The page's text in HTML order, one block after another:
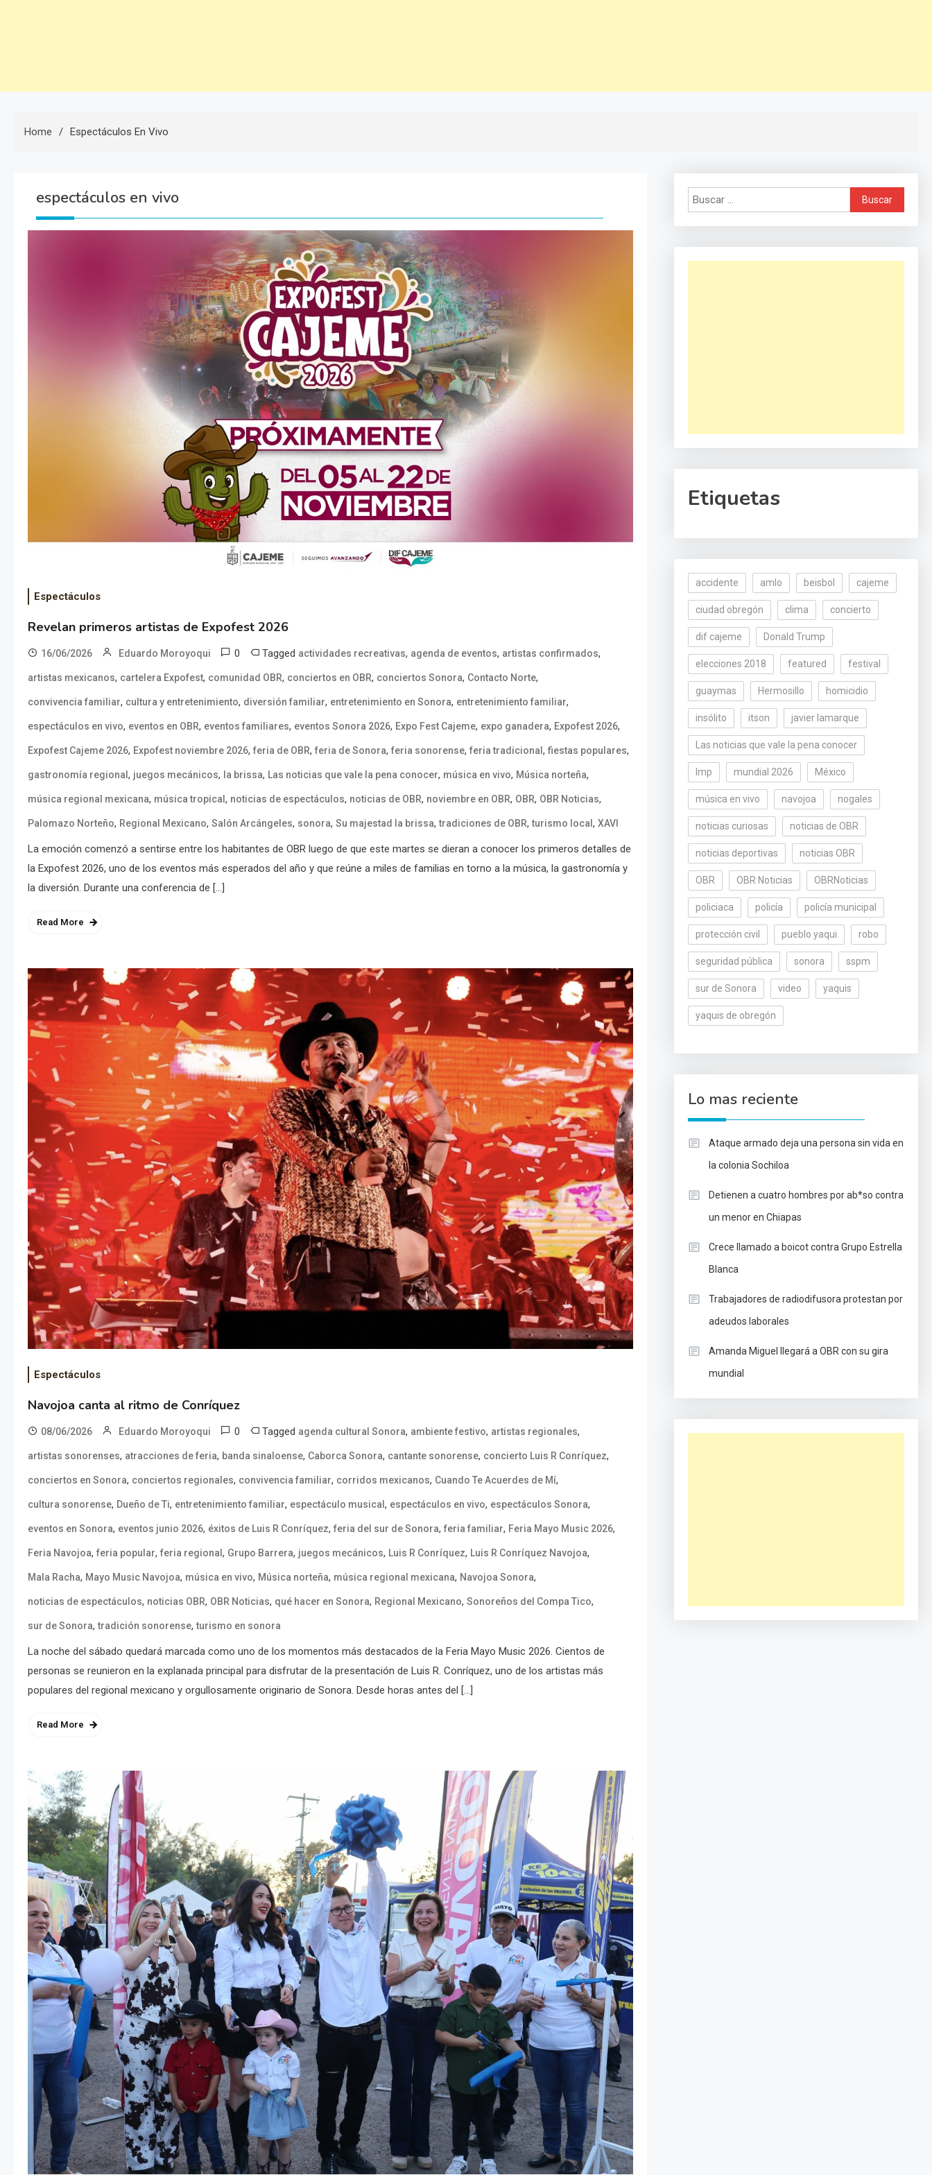
Home Espectáculos En Vivo
espectáculos en vivo
Espectáculos
Revelan primeros artistas de Expofest 2026
16/06/2026 Eduardo Moroyoqui 0 Tagged actividades recreativas, agenda de eventos, artistas confirmados,
artistas mexicanos, cartelera Expofest, comunidad OBR, conciertos en OBR, conciertos Sonora, Contacto Norte,
convivencia familiar, cultura y entretenimiento, diversión familiar, entretenimiento en Sonora, entretenimiento familiar,
espectáculos en vivo, eventos en OBR, eventos familiares, eventos Sonora 2026, Expo Fest Cajeme, expo ganadera, Expofest 2026,
Expofest Cajeme 2026, Expofest noviembre 2026, feria de OBR, feria de Sonora, feria sonorense, feria tradicional , fiestas populares,
gastronomía regional , juegos mecánicos, la brissa, Las noticias que vale la pena conocer, música en vivo, Música norteña,
música regional mexicana, música tropical , noticias de espectáculos, noticias de OBR, noviembre en OBR, OBR, OBR Noticias,
Palomazo Norteño, Regional Mexicano, Salón Arcángeles, sonora, Su majestad la brissa,tradiciones de OBR,turismo local , XAVI
La emoción comenzó a sentirse entre los habitantes de OBR luego de que este martes se dieran a conocer los primeros detalles de
la Expofest 2026, uno de los eventos más esperados del año y que reúne a miles de familias en torno a la música, la gastronomía y
la diversión. Durante una conferencia de […]
Read More
Espectáculos
Navojoa canta al ritmo de Conríquez
08/06/2026 Eduardo Moroyoqui 0 Tagged agenda cultural Sonora, ambiente festivo, artistas regionales,
artistas sonorenses, atracciones de feria, banda sinaloense, Caborca Sonora, cantante sonorense, concierto Luis R Conríquez,
conciertos en Sonora, conciertos regionales, convivencia familiar, corridos mexicanos, Cuando Te Acuerdes de Mí,
cultura sonorense, Dueño de Ti, entretenimiento familiar, espectáculo musical , espectáculos en vivo, espectáculos Sonora,
eventos en Sonora, eventos junio 2026, éxitos de Luis R Conríquez, feria del sur de Sonora, feria familiar, Feria Mayo Music 2026,
Feria Navojoa, feria popular, feria regional , Grupo Barrera, juegos mecánicos, Luis R Conríquez, Luis R Conríquez Navojoa,
Mala Racha, Mayo Music Navojoa, música en vivo, Música norteña, música regional mexicana, Navojoa Sonora,
noticias de espectáculos, noticias OBR, OBR Noticias, qué hacer en Sonora, Regional Mexicano, Sonoreños del Compa Tico,
sur de Sonora,tradición sonorense,turismo en sonora
La noche del sábado quedará marcada como uno de los momentos más destacados de la Feria Mayo Music 2026. Cientos de
personas se reunieron en la explanada principal para disfrutar de la presentación de Luis R. Conríquez, uno de los artistas más
populares del regional mexicano y orgullosamente originario de Sonora. Desde horas antes del […]
Read More
Buscar:
Etiquetas
accidente amlo beisbol cajeme
ciudad obregón clima concierto
dif cajeme Donald Trump
elecciones 2018 featured festival
guaymas Hermosillo homicidio
insólito itson javier lamarque
Las noticias que vale la pena conocer
lmp mundial 2026 México
música en vivo navojoa nogales
noticias curiosas noticias de OBR
noticias deportivas noticias OBR
OBR OBR Noticias OBRNoticias
policiaca policía policía municipal
protección civil pueblo yaqui robo
seguridad pública sonora sspm
sur de Sonora video yaquis
yaquis de obregón
Lo mas reciente
Ataque armado deja una persona sin vida en
la colonia Sochiloa
Detienen a cuatro hombres por ab*so contra
un menor en Chiapas
Crece llamado a boicot contra Grupo Estrella
Blanca
Trabajadores de radiodifusora protestan por
adeudos laborales
Amanda Miguel llegará a OBR con su gira
mundial